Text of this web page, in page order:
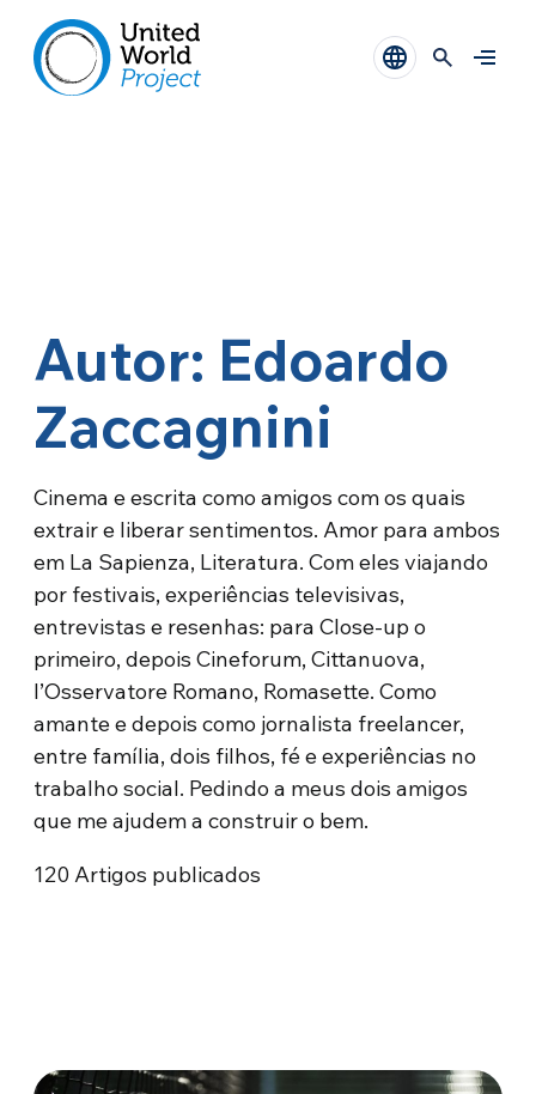
Autor: Edoardo
Zaccagnini
Cinema e escrita como amigos com os quais
extrair e liberar sentimentos. Amor para ambos
em La Sapienza, Literatura. Com eles viajando
por festivais, experiências televisivas,
entrevistas e resenhas: para Close-up o
primeiro, depois Cineforum, Cittanuova,
l’Osservatore Romano, Romasette. Como
amante e depois como jornalista freelancer,
entre família, dois filhos, fé e experiências no
trabalho social. Pedindo a meus dois amigos
que me ajudem a construir o bem.
120Artigos publicados